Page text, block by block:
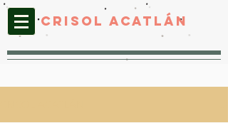
CRISOL ACATLáN